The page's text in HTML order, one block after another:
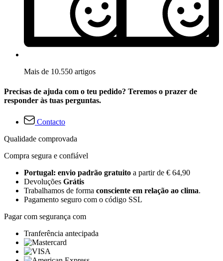
Mais de 10.550 artigos
Precisas de ajuda com o teu pedido? Teremos o prazer de
responder às tuas perguntas.
Contacto
Qualidade comprovada
Compra segura e confiável
Portugal: envio padrão gratuito a partir de € 64,90
Devoluções Grátis
Trabalhamos de forma consciente em relação ao clima.
Pagamento seguro com o código SSL
Pagar com segurança com
Tranferência antecipada